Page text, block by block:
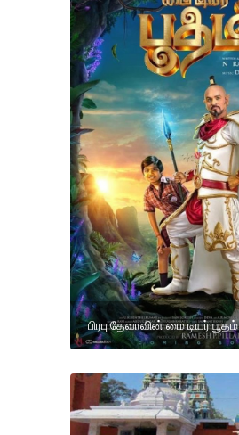
பிரபு தேவாவின் மை டியர் பூதம்